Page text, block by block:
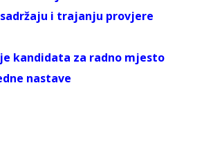
i trajanju provjere
kandidata za radno mjesto
nastave